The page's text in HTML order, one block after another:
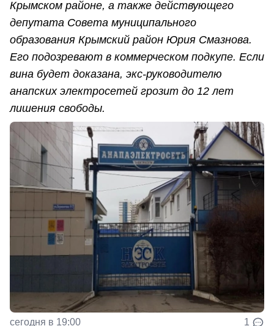
Крымском районе, а также действующего
депутата Совета муниципального
образования Крымский район Юрия Смазнова.
Его подозревают в коммерческом подкупе. Если
вина будет доказана, экс-руководителю
анапских электросетей грозит до 12 лет
лишения свободы.
сегодня в 19:00 1